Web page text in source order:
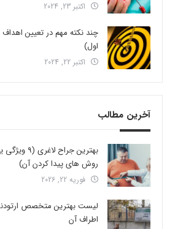
اکتبر 23, 2024
چند نکته مهم در تعیین
اول)
اکتبر 22, 2024
آخرین مطالب
بهترین
روش های پیدا کردن آن)
فوریه 22, 2026
لیست بهترین متخصص
اطراف آن